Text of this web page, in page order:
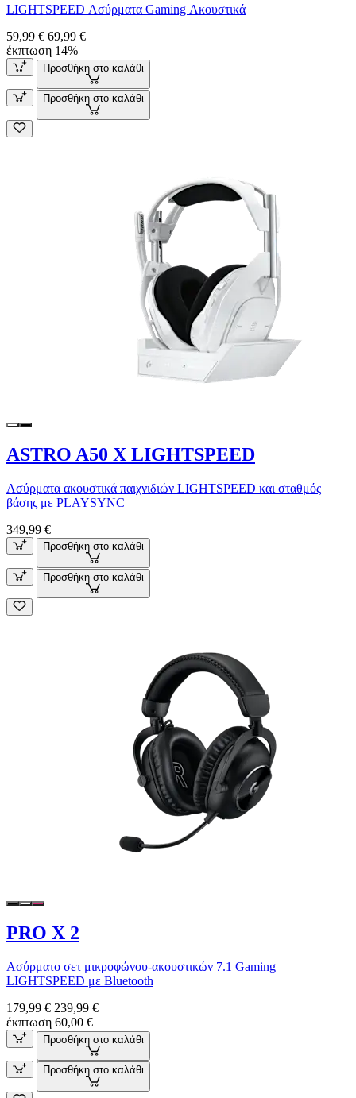
LIGHTSPEED Ασύρματα Gaming Ακουστικά
59,99 € 69,99 €
έκπτωση 14%
Προσθήκη στο καλάθι
Προσθήκη στο καλάθι
ASTRO A50 X LIGHTSPEED
Ασύρματα ακουστικά παιχνιδιών LIGHTSPEED και σταθμός
βάσης με PLAYSYNC
349,99 €
Προσθήκη στο καλάθι
Προσθήκη στο καλάθι
PRO X 2
Ασύρματο σετ μικροφώνου-ακουστικών 7.1 Gaming
LIGHTSPEED με Bluetooth
179,99 € 239,99 €
έκπτωση 60,00 €
Προσθήκη στο καλάθι
Προσθήκη στο καλάθι